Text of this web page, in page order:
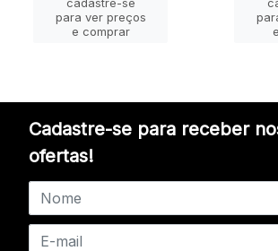
para ver preços
e comprar
Cadastre-se para receber
ofertas!